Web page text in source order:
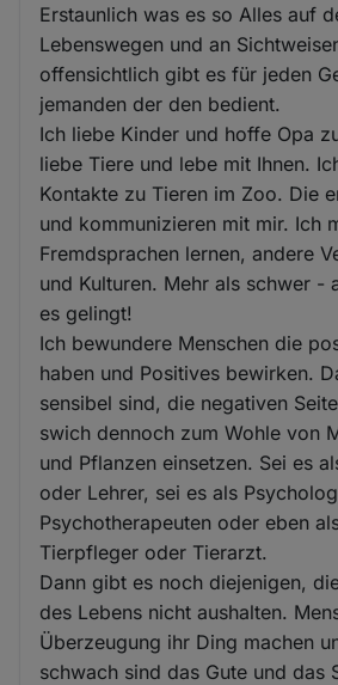
Erstaunlich was es so Alles auf
Lebenswegen und an
offensichtlich gibt es für jeden
jemanden der den bedient.
Ich liebe Kinder und hoffe Opa
liebe Tiere und lebe mit Ihnen.
Kontakte zu Tieren im Zoo. Die
und kommunizieren mit mir. Ich
Fremdsprachen lernen, andere
und Kulturen. Mehr als schwer -
es gelingt!
Ich bewundere Menschen die
haben und Positives bewirken.
sensibel sind, die negativen
swich dennoch zum Wohle von
und Pflanzen einsetzen. Sei es
oder Lehrer, sei es als
Psychotherapeuten oder eben
Tierpfleger oder Tierarzt.
Dann gibt es noch diejenigen,
des Lebens nicht aushalten.
Überzeugung ihr Ding machen
schwach sind das Gute und das